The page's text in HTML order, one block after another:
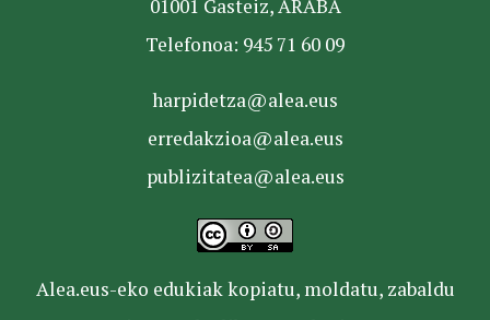
01001 Gasteiz, ARABA
Telefonoa: 945 71 60 09
harpidetza@alea.eus
erredakzioa@alea.eus
publizitatea@alea.eus
Alea.eus-eko edukiak kopiatu, moldatu, zabaldu